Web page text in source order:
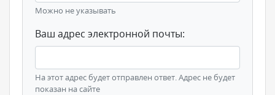
Можно не указывать
Ваш адрес электронной почты:
На этот адрес будет отправлен ответ. Адрес не будет
показан на сайте